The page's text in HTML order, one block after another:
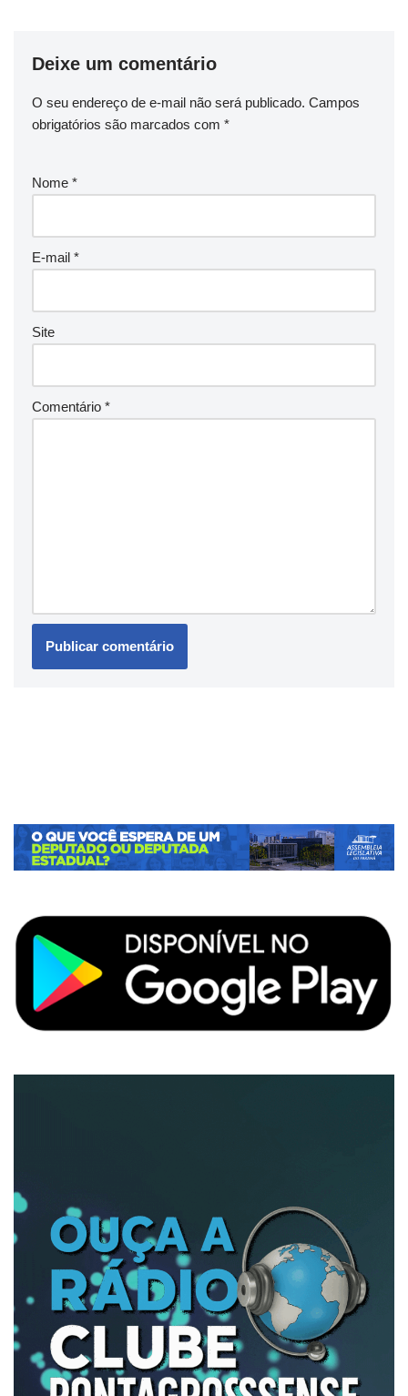
Deixe um comentário
O seu endereço de e-mail não será publicado. Campos
obrigatórios são marcados com *
Nome *
E-mail *
Site
Comentário *